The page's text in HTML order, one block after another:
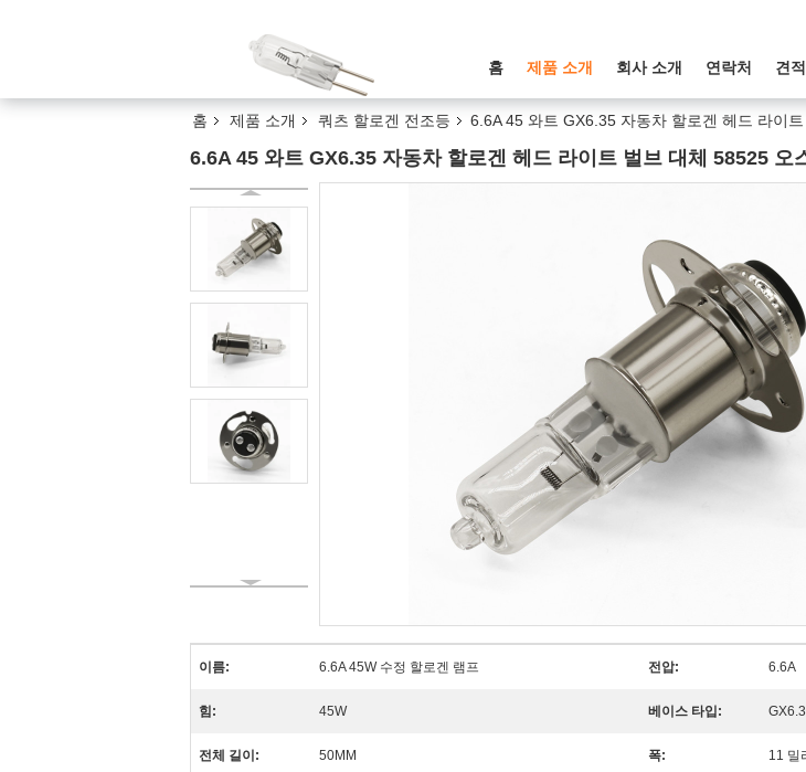
홈 제품 소개 회사 소개 연락처 견
홈 제품 소개 쿼츠 할로겐 전조등 6.6A 45 와트 GX6.35 자동차 할로겐 헤드 라이
6.6A 45 와트 GX6.35 자동차 할로겐 헤드 라이트 벌브 대체 58525 오
이름: 6.6A 45W 수정 할로겐 램프 전압: 6.6A
힘: 45W 베이스 타입:
전체 길이: 50MM 폭: 11 밀